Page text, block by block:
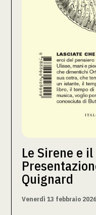
Le Sirene e
Quignard
Venerdì 13 febbraio 2026